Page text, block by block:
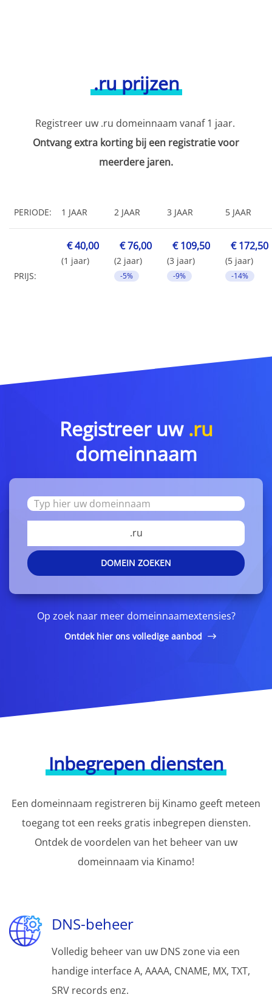
.ru prijzen
Registreer uw .ru domeinnaam vanaf 1 jaar.
Ontvang extra korting bij een registratie voor
meerdere jaren.
PERIODE: 1 JAAR 2 JAAR 3 JAAR 5 JAAR
PRIJS:
€ 40,00
(1 jaar)
€ 76,00
(2 jaar)
-5%
€ 109,50
(3 jaar)
-9%
€ 172,50
(5 jaar)
-14%
Registreer uw .ru
domeinnaam
.ru
DOMEIN ZOEKEN
Op zoek naar meer domeinnaamextensies?
Ontdek hier ons volledige aanbod
Inbegrepen diensten
Een domeinnaam registreren bij Kinamo geeft meteen
toegang tot een reeks gratis inbegrepen diensten.
Ontdek de voordelen van het beheer van uw
domeinnaam via Kinamo!
DNS-beheer
Volledig beheer van uw DNS zone via een
handige interface A, AAAA, CNAME, MX, TXT,
SRV records enz.